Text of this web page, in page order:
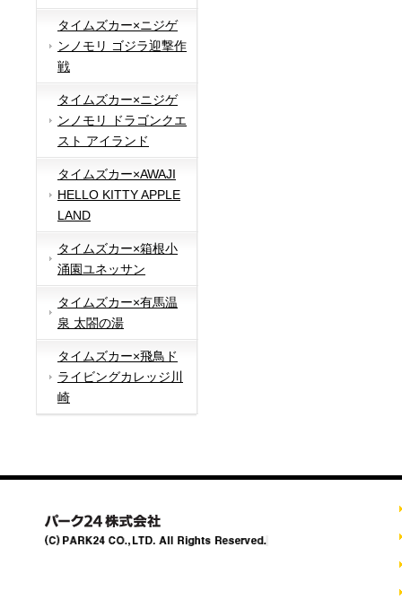
タイムズカー×ニジゲ
ンノモリ ゴジラ迎撃作
戦
タイムズカー×ニジゲ
ンノモリ ドラゴンクエ
スト アイランド
タイムズカー×AWAJI
HELLO KITTY APPLE
LAND
タイムズカー×箱根小
涌園ユネッサン
タイムズカー×有馬温
泉 太閤の湯
タイムズカー×飛鳥ド
ライビングカレッジ川
崎